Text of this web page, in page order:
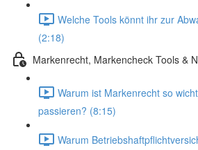
Welche Tools könnt ihr zur
(2:18)
Markenrecht, Markencheck Tools &
Warum ist Markenrecht so
passieren? (8:15)
Warum